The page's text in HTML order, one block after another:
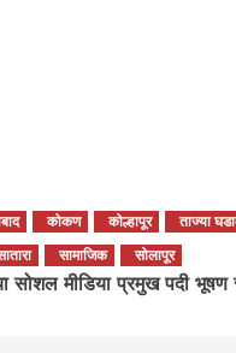
कोकण कोल्हापूर ताज्या
सामाजिक सोलापूर
सोशल मीडिया प्रमुख पदी भूषण